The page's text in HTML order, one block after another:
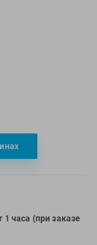
1 часа (при заказе